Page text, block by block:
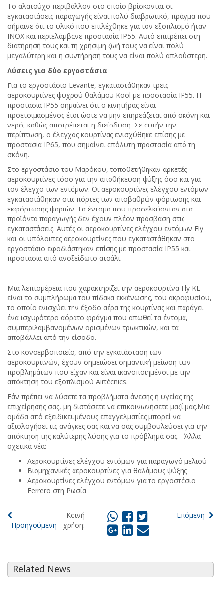
Το αλατούχο περιβάλλον στο οποίο βρίσκονται οι
εγκαταστάσεις παραγωγής είναι πολύ διαβρωτικό, πράγμα που
σήμαινε ότι το υλικό που επιλέχθηκε για τον εξοπλισμό ήταν
INOX και περιελάμβανε προστασία IP55. Αυτό επιτρέπει στη
διατήρησή τους και τη χρήσιμη ζωή τους να είναι πολύ
μεγαλύτερη και η συντήρησή τους να είναι πολύ απλούστερη.
Λύσεις για δύο εργοστάσια
Για το εργοστάσιο Levante, εγκαταστάθηκαν τρεις
αεροκουρτίνες ψυχρού θαλάμου Kool με προστασία IP55. Η
προστασία IP55 σημαίνει ότι ο κινητήρας είναι
προετοιμασμένος έτσι ώστε να μην επηρεάζεται από σκόνη και
νερό, καθώς αποτρέπεται η διείσδυση. Σε αυτήν την
περίπτωση, ο έλεγχος κουρτίνας ενισχύθηκε επίσης με
προστασία IP65, που σημαίνει απόλυτη προστασία από τη
σκόνη.
Στο εργοστάσιο του Μαρόκου, τοποθετήθηκαν αρκετές
αεροκουρτίνες τόσο για την αποθήκευση ψύξης όσο και για
τον έλεγχο των εντόμων. Οι αεροκουρτίνες ελέγχου εντόμων
εγκαταστάθηκαν στις πόρτες των αποβαθρών φόρτωσης και
εκφόρτωσης ψαριών. Τα έντομα που προσελκύονταν στα
προϊόντα παραγωγής δεν έχουν πλέον πρόσβαση στις
εγκαταστάσεις. Αυτές οι αεροκουρτίνες ελέγχου εντόμων Fly
και οι υπόλοιπες αεροκουρτίνες που εγκαταστάθηκαν στο
εργοστάσιο εφοδιάστηκαν επίσης με προστασία IP55 και
προστασία από ανοξείδωτο ατσάλι.
Μια λεπτομέρεια που χαρακτηρίζει την αεροκουρτίνα Fly KL
είναι το συμπλήρωμα του πίδακα εκκένωσης, του ακροφυσίου,
το οποίο ενισχύει την έξοδο αέρα της κουρτίνας και παράγει
ένα ισχυρότερο αόρατο φράγμα που απωθεί τα έντομα,
συμπεριλαμβανομένων ορισμένων τρωκτικών, και τα
αποβάλλει από την είσοδο.
Στο κονσερβοποιείο, από την εγκατάσταση των
αεροκουρτινών, έχουν σημειώσει σημαντική μείωση των
προβλημάτων που είχαν και είναι ικανοποιημένοι με την
απόκτηση του εξοπλισμού Airtècnics.
Εάν πρέπει να λύσετε τα προβλήματα άνεσης ή υγείας της
επιχείρησής σας, μη διστάσετε να επικοινωνήσετε μαζί μας.Μια
ομάδα από εξειδικευμένους επαγγελματίες μπορεί να
αξιολογήσει τις ανάγκες σας και να σας συμβουλεύσει για την
απόκτηση της καλύτερης λύσης για το πρόβλημά σας. Άλλα
σχετικά νέα:
Αεροκουρτίνες ελέγχου εντόμων για παραγωγό μελιού
Βιομηχανικές αεροκουρτίνες για θαλάμους ψύξης
Αεροκουρτίνες ελέγχου εντόμων για το εργοστάσιο
Ferrero στη Ρωσία
Προηγούμενη
Κοινή
χρήση:
Επόμενη
Related News